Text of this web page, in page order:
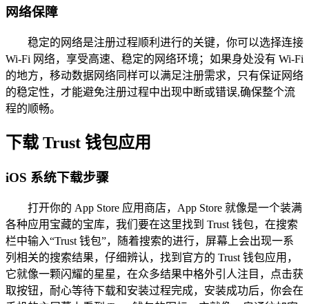
网络保障
稳定的网络是注册过程顺利进行的关键，你可以选择连接
Wi-Fi 网络，享受高速、稳定的网络环境；如果身处没有 Wi-Fi
的地方，移动数据网络同样可以满足注册需求，只有保证网络
的稳定性，才能避免注册过程中出现中断或错误,确保整个流
程的顺畅。
下载 Trust 钱包应用
iOS 系统下载步骤
打开你的 App Store 应用商店，App Store 就像是一个装满
各种应用宝藏的宝库，我们要在这里找到 Trust 钱包，在搜索
栏中输入“Trust 钱包”，随着搜索的进行，屏幕上会出现一系
列相关的搜索结果，仔细辨认，找到官方的 Trust 钱包应用，
它就像一颗闪耀的星星，在众多结果中格外引人注目，点击获
取按钮，耐心等待下载和安装过程完成，安装成功后，你会在